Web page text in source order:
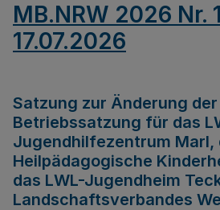
MB.NRW 2026 Nr.
17.07.2026
Satzung zur Änderung der
Betriebssatzung für das
Jugendhilfezentrum Marl,
Heilpädagogische
das LWL-Jugendheim
Landschaftsverbandes